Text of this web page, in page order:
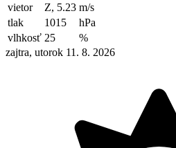
vietor
Z, 5.23 m/s
tlak
1015
hPa
vlhkosť 25
%
zajtra, utorok 11. 8. 2026